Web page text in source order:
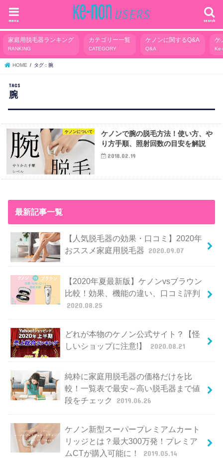
search
menu
家庭用脱毛器ランキング
RANKING
カテゴリー一覧
CATEGORY
ケノンに関するQ&A
Q&A
ケ
HOME タグ : 腕
腕
ケノンについて
ケノンで腕の脱毛方法！使い方、や
り方手順、照射回数の目安を解説
2018.02.19
最新記事一覧
【人気脱毛器の効果・口コミ】2020年
おススメ家庭用脱毛器 2020.09.07
【2020年夏最新版】ケノンvsブラウン
比較！効果、機能の違い、口コミ評判
2020.08.25
どれが本物のケノン公式サイト？【怪
しいショップに注意!】
2020.08.21
純粋に家庭用脱毛器の価格だけを比
較！一覧表で最安～高い脱毛器まで値
段をチェック
2019.06.26
ケノン新型スーパープレミアムカート
リッジとは？最大300万発！プレミア
ムCTが購入可能に！
2019.05.14